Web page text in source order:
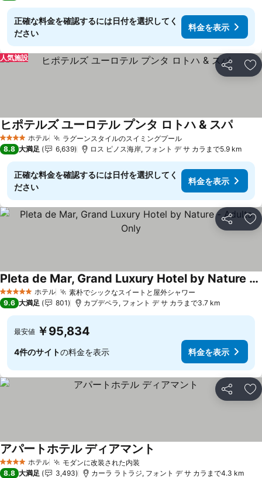
正確な料金を確認するには日付を選択してく
ださい
料金を表示
シェア お
人気施設
4 ホテルのランク
ホテル ラグーンスタイルのスイミングプール料金を表示
ヒポテルズ ユーロテル プンタ ロトハ & スパ料金
8.8 大満足 6,639 ロス ピノス海岸, フォント デ サ カラまで5.9 km
正確な料金を確認するには日付を選択してく
ださい
料金を表示
シェア お
5 ホテルのランク
ホテル 素朴でシックなスイートと屋外シャワー
Pleta de Mar, Grand Luxury Hotel by Nature - Adults Only
料金を表示
9.6 大満足 801 カプデペラ, フォント デ サ カラまで3.7 km
最安値 ￥95,834
4件のサイトの料金を表示 料金を表示
シェア お
4 ホテルのランク
ホテル モダンに改装された内装料金を表示
アパートホテル ディアマント
8.8 大満足 3,493 カーラ ラトラジ, フォント デ サ カラまで4.3 km